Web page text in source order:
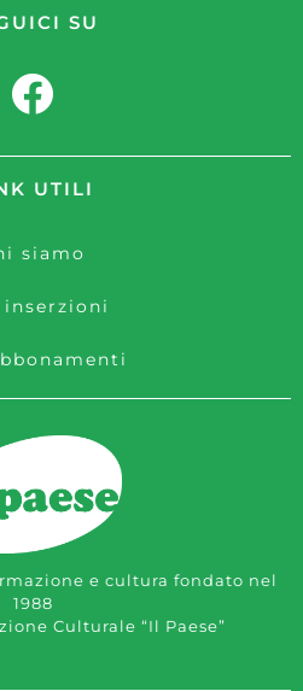
e cultura fondato nel
1988
Culturale “Il Paese”
UTILI
siamo
SU